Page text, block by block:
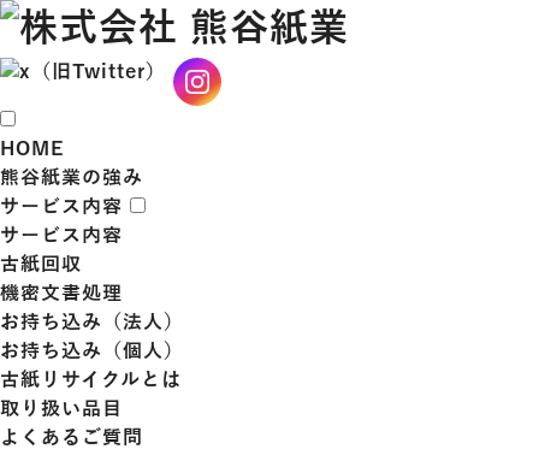
HOME
熊谷紙業の強み
サービス内容
サービス内容
古紙回収
機密文書処理
お持ち込み（法人）
お持ち込み（個人）
古紙リサイクルとは
取り扱い品目
よくあるご質問